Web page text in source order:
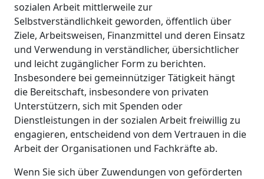
sozialen Arbeit mittlerweile zur
Selbstverständlichkeit geworden, öffentlich über
Ziele, Arbeitsweisen, Finanzmittel und deren Einsatz
und Verwendung in verständlicher, übersichtlicher
und leicht zugänglicher Form zu berichten.
Insbesondere bei gemeinnütziger Tätigkeit hängt
die Bereitschaft, insbesondere von privaten
Unterstützern, sich mit Spenden oder
Dienstleistungen in der sozialen Arbeit freiwillig zu
engagieren, entscheidend von dem Vertrauen in die
Arbeit der Organisationen und Fachkräfte ab.
Wenn Sie sich über Zuwendungen von geförderten